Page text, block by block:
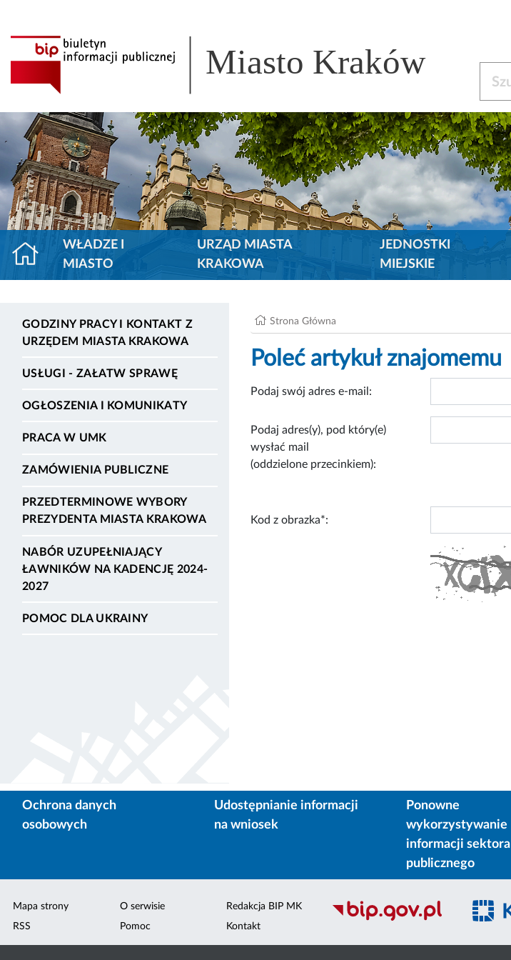
Miasto Kraków
WŁADZE I
MIASTO
URZĄD MIASTA
KRAKOWA
JEDNOSTKI
MIEJSKIE
GODZINY PRACY I KONTAKT Z
URZĘDEM MIASTA KRAKOWA
USŁUGI - ZAŁATW SPRAWĘ
OGŁOSZENIA I KOMUNIKATY
PRACA W UMK
ZAMÓWIENIA PUBLICZNE
PRZEDTERMINOWE WYBORY
PREZYDENTA MIASTA KRAKOWA
NABÓR UZUPEŁNIAJĄCY
ŁAWNIKÓW NA KADENCJĘ 2024-
2027
POMOC DLA UKRAINY
Strona Główna
Poleć artykuł znajomemu
Podaj swój adres e-mail:
Podaj adres(y), pod który(e)
wysłać mail
(oddzielone przecinkiem):
Kod z obrazka*:
Ochrona danych
osobowych
Udostępnianie informacji
na wniosek
Ponowne
wykorzystywanie
informacji sektora
publicznego
Mapa strony
RSS
O serwisie
Pomoc
Redakcja BIP MK
Kontakt